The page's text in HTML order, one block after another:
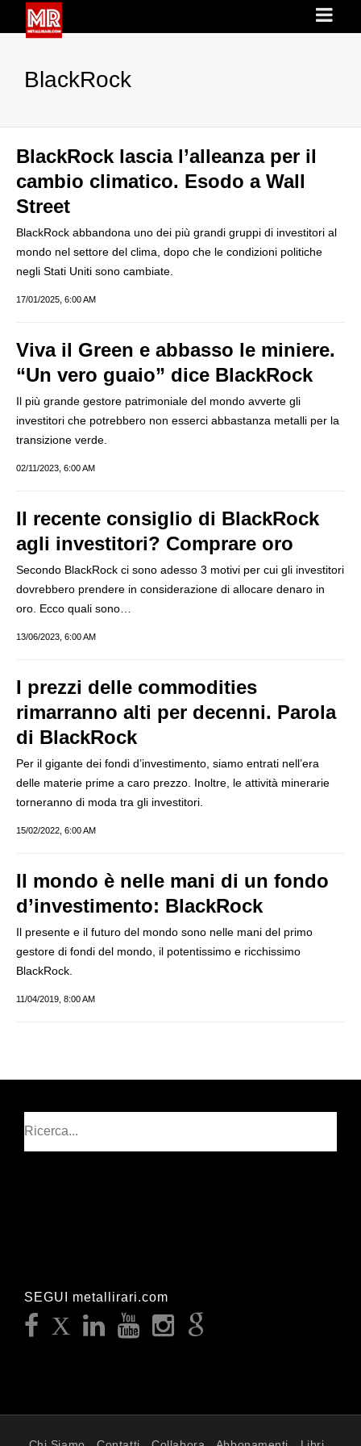
BlackRock
BlackRock lascia l’alleanza per il
cambio climatico. Esodo a Wall
Street
BlackRock abbandona uno dei più grandi gruppi di investitori al
mondo nel settore del clima, dopo che le condizioni politiche
negli Stati Uniti sono cambiate.
17/01/2025, 6:00 AM
Viva il Green e abbasso le miniere.
“Un vero guaio” dice BlackRock
Il più grande gestore patrimoniale del mondo avverte gli
investitori che potrebbero non esserci abbastanza metalli per la
transizione verde.
02/11/2023, 6:00 AM
Il recente consiglio di BlackRock
agli investitori? Comprare oro
Secondo BlackRock ci sono adesso 3 motivi per cui gli investitori
dovrebbero prendere in considerazione di allocare denaro in
oro. Ecco quali sono…
13/06/2023, 6:00 AM
I prezzi delle commodities
rimarranno alti per decenni. Parola
di BlackRock
Per il gigante dei fondi d’investimento, siamo entrati nell’era
delle materie prime a caro prezzo. Inoltre, le attività minerarie
torneranno di moda tra gli investitori.
15/02/2022, 6:00 AM
Il mondo è nelle mani di un fondo
d’investimento: BlackRock
Il presente e il futuro del mondo sono nelle mani del primo
gestore di fondi del mondo, il potentissimo e ricchissimo
BlackRock.
11/04/2019, 8:00 AM
SEGUI metallirari.com